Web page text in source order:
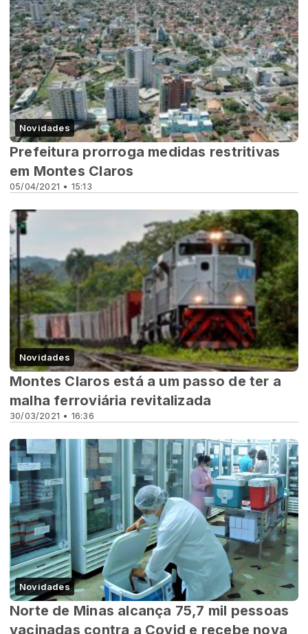
Novidades
05/04/2021 • 15:13
Prefeitura prorroga medidas restritivas
em Montes Claros
Novidades
30/03/2021 • 16:36
Montes Claros está a um passo de ter a
malha ferroviária revitalizada
Novidades
Norte de Minas alcança 75,7 mil pessoas
vacinadas contra a Covid e recebe nova